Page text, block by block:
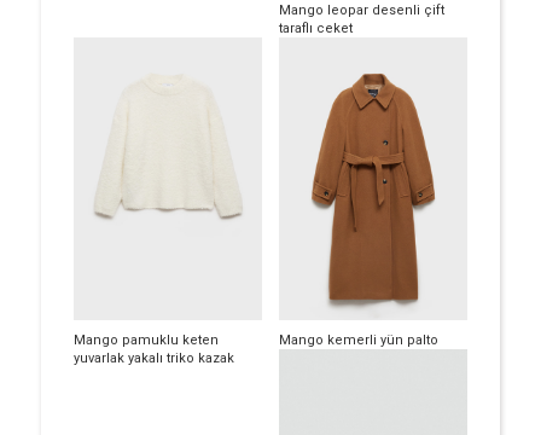
Mango leopar desenli çift
taraflı ceket
Mango pamuklu keten
yuvarlak yakalı triko kazak
Mango kemerli yün palto